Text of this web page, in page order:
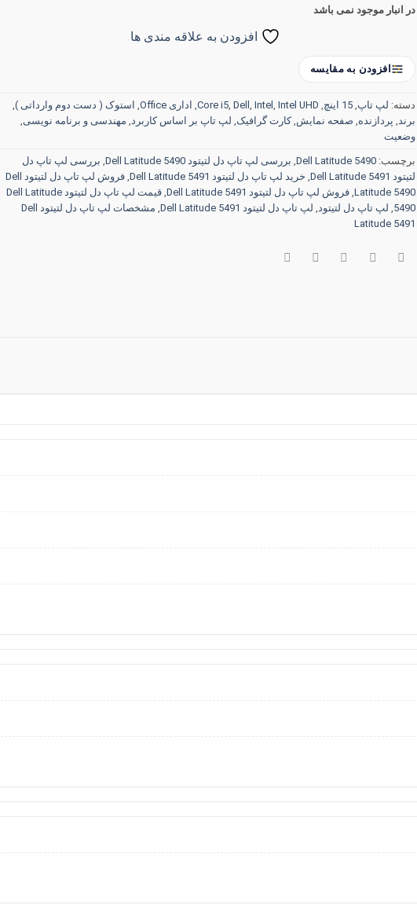
در انبار موجود نمی باشد
افزودن به علاقه مندی ها
افزودن به مقایسه
دسته: لپ تاپ 15 اینچ Core i5 Dell Intel Intel UHD اداری Office استوک ( دست دوم وارداتی )
برند پردازنده صفحه نمایش ,کارت گرافیک لپ تاپ بر اساس کاربرد مهندسی و برنامه نویسی
وضعیت
برچسب: Dell Latitude 5490 بررسی لپ تاپ دل لتیتود Dell Latitude 5490
بررسی لپ تاپ دل
لتیتود Dell Latitude 5491
خرید لپ تاپ دل لتیتود Dell Latitude 5491
فروش لپ تاپ دل لتیتود Dell
Latitude 5490 فروش لپ تاپ دل لتیتود Dell Latitude 5491
قیمت لپ تاپ دل لتیتود Dell Latitude
5490 لپ تاپ دل لتیتود لپ تاپ دل لتیتود Dell Latitude 5491
مشخصات لپ تاپ دل لتیتود Dell
Latitude 5491